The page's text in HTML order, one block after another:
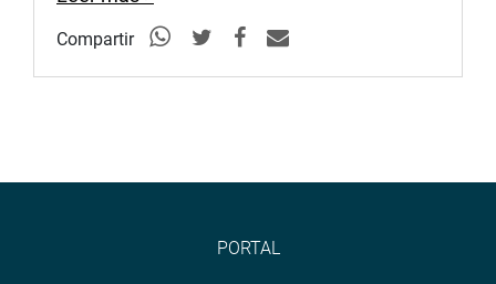
Compartir
PORTAL